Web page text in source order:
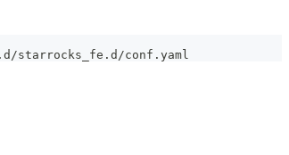
starrocks_fe.d/conf.yaml